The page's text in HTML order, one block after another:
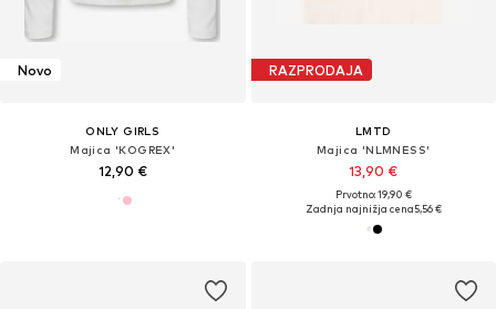
Novo
ONLY GIRLS
Majica 'KOGREX'
12,90 €
RAZPRODAJA
LMTD
Majica 'NLMNESS'
13,90 €
Prvotno: 19,90 €
Zadnja najnižja cena5,56 €